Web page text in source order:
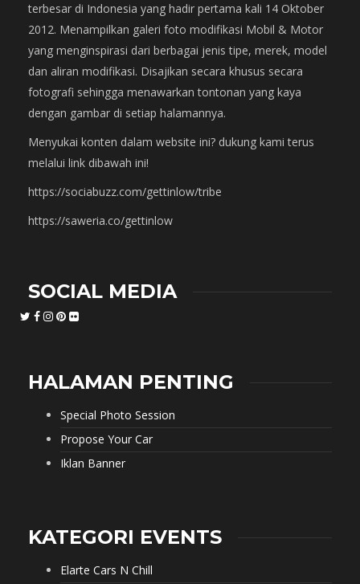
terbesar di Indonesia yang hadir pertama kali 14 Oktober
2012. Menampilkan galeri foto modifikasi Mobil & Motor
yang menginspirasi dari berbagai jenis tipe, merek, model
dan aliran modifikasi. Disajikan secara khusus secara
fotografi sehingga menawarkan tontonan yang kaya
dengan gambar di setiap halamannya.
Menyukai konten dalam website ini? dukung kami terus
melalui link dibawah ini!
https://sociabuzz.com/gettinlow/tribe
https://saweria.co/gettinlow
SOCIAL MEDIA
HALAMAN PENTING
Special Photo Session
Propose Your Car
Iklan Banner
KATEGORI EVENTS
Elarte Cars N Chill